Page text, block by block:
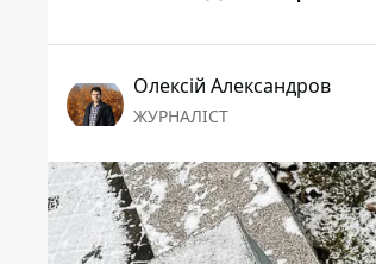
Олексій Александров
ЖУРНАЛІСТ